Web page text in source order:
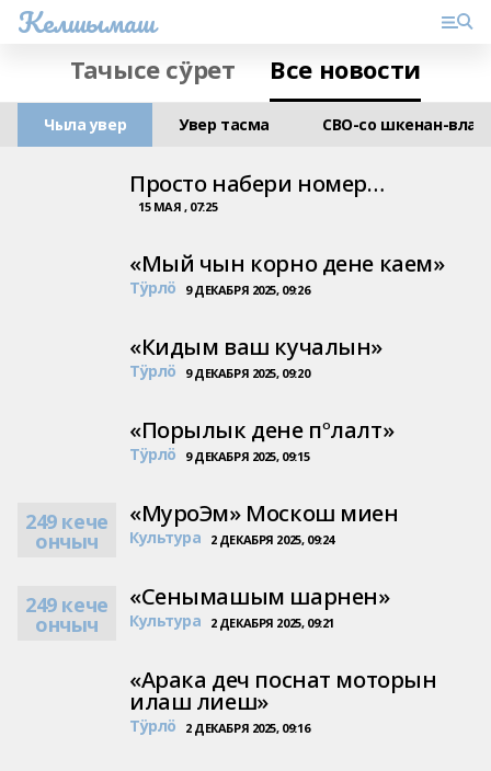
Келшымаш
Тачысе сӱрет Все новости
Чыла увер Увер тасма СВО-со шкенан-
Просто набери номер…
15 МАЯ , 07:25
«Мый чын корно дене каем»
Тӱрлӧ 9 ДЕКАБРЯ 2025, 09:26
«Кидым ваш кучалын»
Тӱрлӧ 9 ДЕКАБРЯ 2025, 09:20
«Порылык дене пºлалт»
Тӱрлӧ 9 ДЕКАБРЯ 2025, 09:15
249 кече
ончыч
«МуроЭм» Москош миен
Культура 2 ДЕКАБРЯ 2025, 09:24
249 кече
ончыч
«Сенымашым шарнен»
Культура 2 ДЕКАБРЯ 2025, 09:21
«Арака деч поснат моторын
илаш лиеш»
Тӱрлӧ 2 ДЕКАБРЯ 2025, 09:16